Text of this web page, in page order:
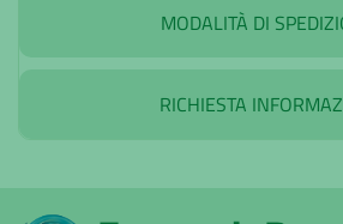
MODALITÀ DI
RICHIESTA